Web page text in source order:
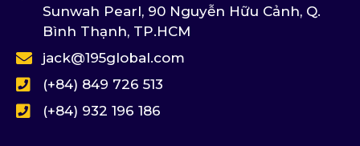
Sunwah Pearl, 90 Nguyễn Hữu Cảnh, Q.
Bình Thạnh, TP.HCM
jack@195global.com
(+84) 849 726 513
(+84) 932 196 186